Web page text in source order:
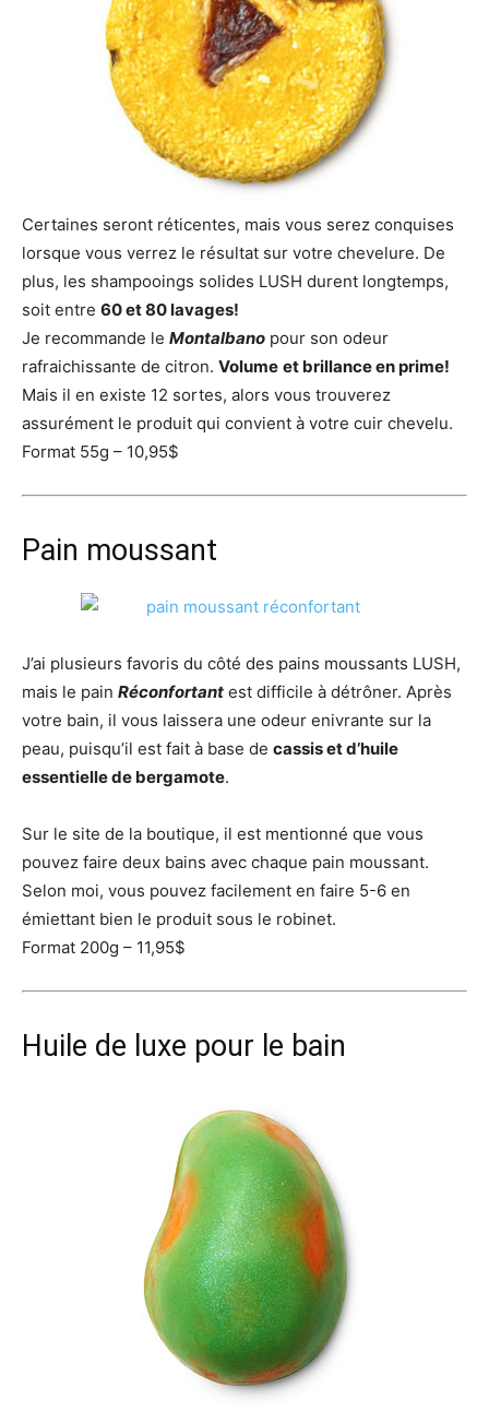
Certaines seront réticentes, mais vous serez conquises
lorsque vous verrez le résultat sur votre chevelure. De
plus, les shampooings solides LUSH durent longtemps,
soit entre 60 et 80 lavages!
Je recommande le Montalbano pour son odeur
rafraichissante de citron. Volume et brillance en prime!
Mais il en existe 12 sortes, alors vous trouverez
assurément le produit qui convient à votre cuir chevelu.
Format 55g – 10,95$
Pain moussant
J’ai plusieurs favoris du côté des pains moussants LUSH,
mais le pain Réconfortant est difficile à détrôner. Après
votre bain, il vous laissera une odeur enivrante sur la
peau, puisqu’il est fait à base de cassis et d’huile
essentielle de bergamote.
Sur le site de la boutique, il est mentionné que vous
pouvez faire deux bains avec chaque pain moussant.
Selon moi, vous pouvez facilement en faire 5-6 en
émiettant bien le produit sous le robinet.
Format 200g – 11,95$
Huile de luxe pour le bain